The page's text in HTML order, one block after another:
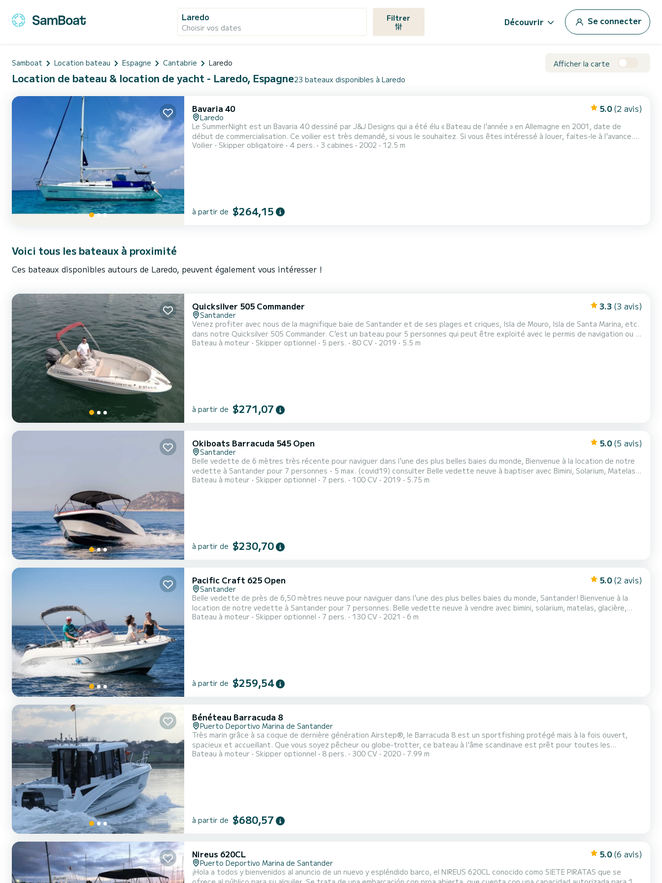
Laredo
Choisir vos dates
Filtrer Découvrir Se connecter
Samboat Location bateau Espagne Cantabrie Laredo Afficher la carte
Location de bateau & location de yacht - Laredo, Espagne23 bateaux disponibles à Laredo
Bavaria 40 5.0 (2 avis)
Laredo
Le SummerNight est un Bavaria 40 dessiné par J&J Designs qui a été élu « Bateau de l'année » en Allemagne en 2001, date de
début de commercialisation. Ce voilier est très demandé, si vous le souhaitez. Si vous êtes intéressé à louer, faites-le à l'avance.
Nous sommes ravis de vous avoir à bord !! Ce voilier mesure 12,50 mètres de long et, de par ses caractéristiques techniques,
Voilier Skipper obligatoire 4 pers. 3 cabines 2002 12.5 m
à partir de $264,15
Voici tous les bateaux à proximité
Ces bateaux disponibles autours de Laredo, peuvent également vous intéresser !
Quicksilver 505 Commander 3.3 (3 avis)
Santander
Venez profiter avec nous de la magnifique baie de Santander et de ses plages et criques, Isla de Mouro, Isla de Santa Marina, etc.
dans notre Quicksilver 505 Commander. C'est un bateau pour 5 personnes qui peut être exploité avec le permis de navigation ou le
Titulín. Cependant, si vous n'avez pas d'expérience, nous vous apprendrons tout ce dont vous avez besoin avant de prendre la mer.
Bateau à moteur Skipper optionnel 5 pers. 80 CV 2019 5.5 m
à partir de $271,07
Okiboats Barracuda 545 Open 5.0 (5 avis)
Santander
Belle vedette de 6 mètres très récente pour naviguer dans l'une des plus belles baies du monde, Bienvenue à la location de notre
vedette à Santander pour 7 personnes - 5 max. (covid19) consulter Belle vedette neuve à baptiser avec Bimini, Solarium, Matelas,
glacière, radio-CD avec USB. Titre requis : Permis de navigation Si vous recherchez une expérience confortable et tranquille, vous
Bateau à moteur Skipper optionnel 7 pers. 100 CV 2019 5.75 m
à partir de $230,70
Pacific Craft 625 Open 5.0 (2 avis)
Santander
Belle vedette de près de 6,50 mètres neuve pour naviguer dans l'une des plus belles baies du monde, Santander! Bienvenue à la
location de notre vedette à Santander pour 7 personnes. Belle vedette neuve à vendre avec bimini, solarium, matelas, glacière,
radio-CD avec USB. Échelle de bain, plateformes de bain... Treuil électrique, table de proue, Titre requis: Licence de navigation Si
Bateau à moteur Skipper optionnel 7 pers. 130 CV 2021 6 m
à partir de $259,54
Bénéteau Barracuda 8
Puerto Deportivo Marina de Santander
Très marin grâce à sa coque de dernière génération Airstep®, le Barracuda 8 est un sportfishing protégé mais à la fois ouvert,
spacieux et accueillant. Que vous soyez pêcheur ou globe-trotter, ce bateau à l'âme scandinave est prêt pour toutes les
escapades. Les passionnés de pêche s'identifient immédiatement à ce bateau qui dispose de tous les équipements
Bateau à moteur Skipper optionnel 8 pers. 300 CV 2020 7.99 m
à partir de $680,57
Nireus 620CL 5.0 (6 avis)
Puerto Deportivo Marina de Santander
¡Hola a todos y bienvenidos al anuncio de un nuevo y espléndido barco, el NIREUS 620CL conocido como SIETE PIRATAS que se